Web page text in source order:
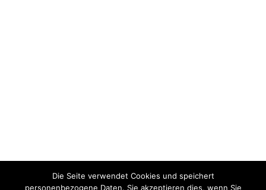
Copyright © Miriam Vollmer 2018-2022 |Impressum|Datenschutz
Die Seite verwendet Cookies und speichert
personenbezogene Daten. Sie akzeptieren dies, wenn Sie